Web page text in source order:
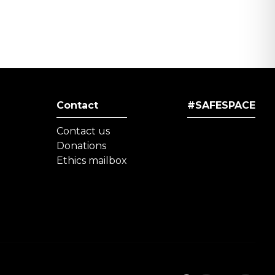
Contact
Contact us
Donations
Ethics mailbox
#SAFESPACE